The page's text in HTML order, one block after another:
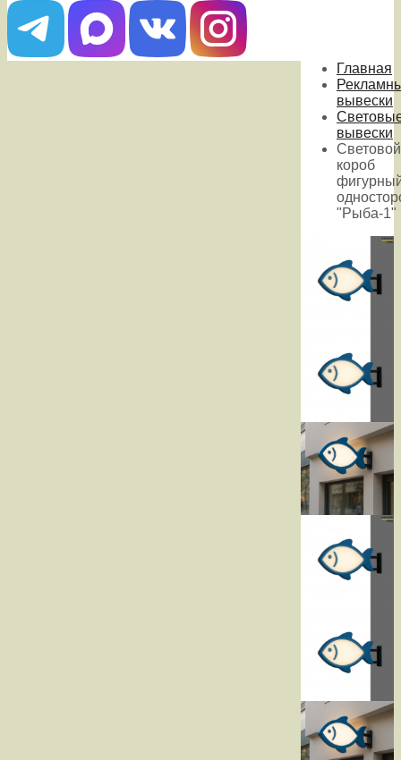
Главная
вывески
вывески
Световой
короб
"Рыба-1"